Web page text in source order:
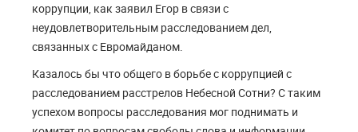
коррупции, как заявил Егор в связи с
неудовлетворительным расследованием дел,
связанных с Евромайданом.
Казалось бы что общего в борьбе с коррупцией с
расследованием расстрелов Небесной Сотни? С таким
успехом вопросы расследования мог поднимать и